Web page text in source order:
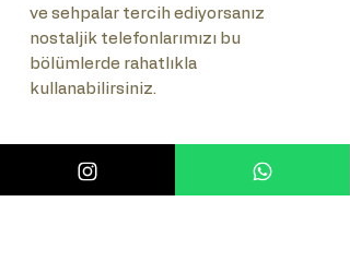
ve sehpalar tercih ediyorsanız
nostaljik telefonlarımızı bu
bölümlerde rahatlıkla
kullanabilirsiniz.
Lütfen ürünün numaratör takımını